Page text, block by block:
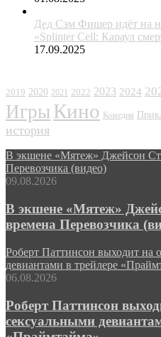
Дед Сэм Фишер идёт на
«Splinter Cell: Караул
17.09.2025
2019 2020 2021 2022 2023 2024
Игры Кино Комедия
история
В экшене «Мятеж» Джейсон
Перевозчика (видео)
09.08.2026
В экшене «Мятеж»
времена Перевозчика
Роберт Паттинсон выходит на
девиантами в трейлере
06.08.2026
Роберт Паттинсон
сексуальными